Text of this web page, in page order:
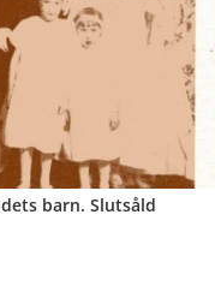
barn. Slutsåld